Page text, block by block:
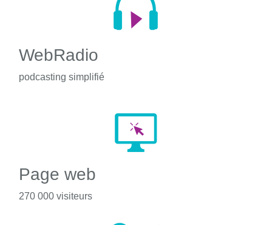
WebRadio
podcasting simplifié
Page web
270 000 visiteurs